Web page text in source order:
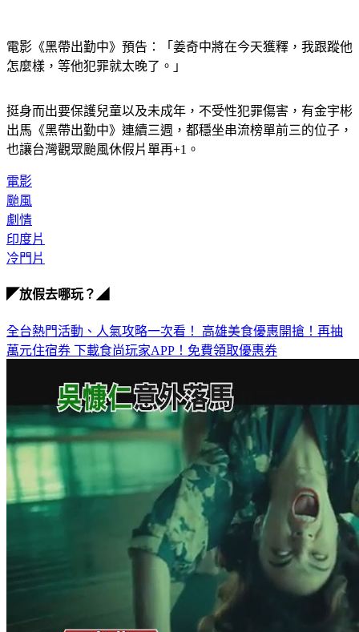
電影《黑帶出勤中》預告：「姜奇中將在今天獲釋，我跟蹤他
怎麼樣，等他犯罪就太晚了。」
挺身而出要保護兒童以及未成年，不受性犯罪傷害，有金宇彬
出馬《黑帶出勤中》連續三週，都穩坐串流榜單前三的位子，
也讓台灣觀眾颱風休假片單再+1。
電影
颱風
劇情
印度片
冷門片
◤放假去哪玩？◢
全台熱門活動、人氣攻略一次看！ 高雄美食優惠開搶！再抽
萬元住宿券 下載食尚玩家APP！免費領取優惠券